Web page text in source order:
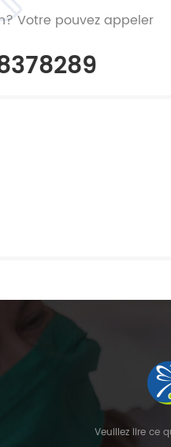
Votre pouvez appeler
Veuillez lire ce